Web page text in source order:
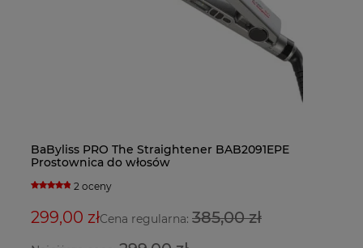
BaByliss PRO The Straightener BAB2091EPE
Prostownica do włosów
2 oceny
299,00 złCena regularna: 385,00 zł